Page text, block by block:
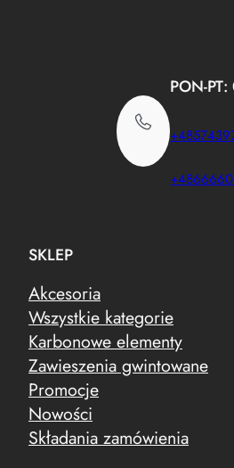
PON-
SKLEP
Akcesoria
Wszystkie kategorie
Karbonowe elementy
Zawieszenia gwintowane
Promocje
Nowości
Składania zamówienia